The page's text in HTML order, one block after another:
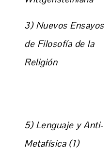
3) Nuevos Ensayos
de Filosofía de la
Religión
5) Lenguaje y Anti-
Metafísica (1)